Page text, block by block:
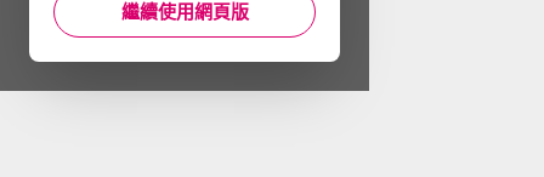
繼續使用網頁版